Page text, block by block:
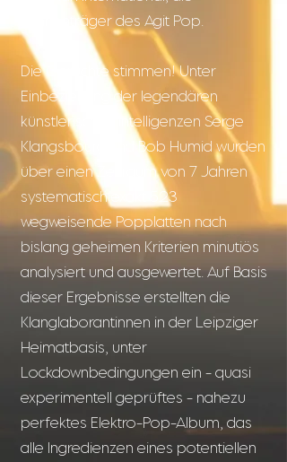
Fahnenträger des Agit Pop.
Die Gerüchte stimmen! Unter
Einbeziehung der legendären
künstlerischen Intelligenzen Serge
Klangsbourg und Bob Humid wurden
über einen Zeitraum von 7 Jahren
systematisch exakt 523
wegweisende Popplatten nach
bislang geheimen Kriterien minutiös
analysiert und ausgewertet. Auf Basis
dieser Ergebnisse erstellten die
Klanglaborantinnen in der Leipziger
Heimatbasis, unter
Lockdownbedingungen ein - quasi
experimentell geprüftes - nahezu
perfektes Elektro-Pop-Album, das
alle Ingredienzen eines potentiellen